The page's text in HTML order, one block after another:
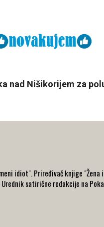
nad Nišikorijem za
idiot". Priređivač knjige "Žena
satirične redakcije na